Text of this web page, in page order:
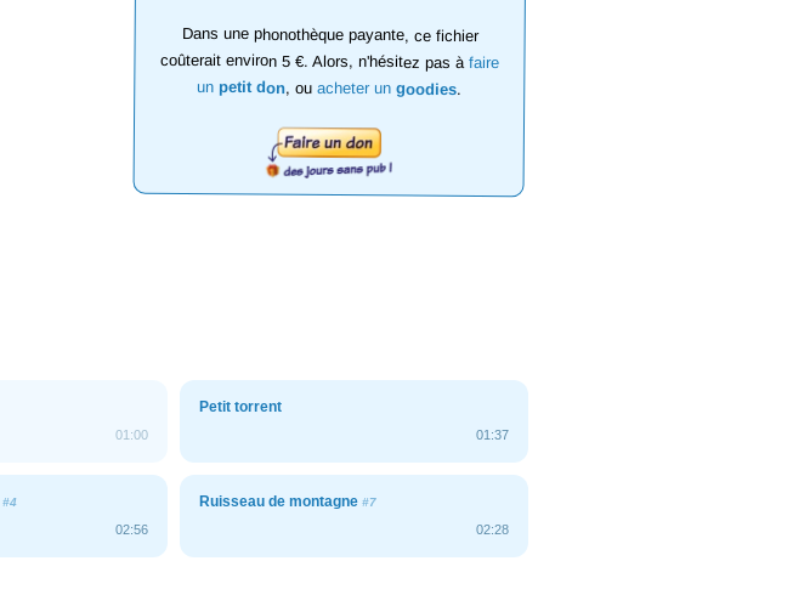
Dans une phonothèque payante, ce fichier
coûterait environ 5 €. Alors, n'hésitez pas àfaire
un petit don, ouacheter ungoodies.
01:00
Petit torrent
01:37
#4
02:56
Ruisseau de montagne#7
02:28